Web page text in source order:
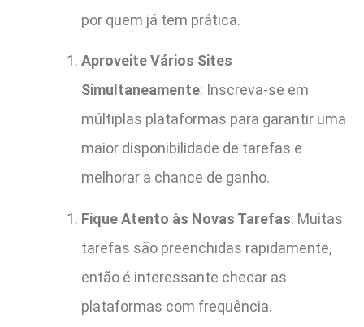
por quem já tem prática.
Aproveite Vários Sites
Simultaneamente: Inscreva-se em
múltiplas plataformas para garantir uma
maior disponibilidade de tarefas e
melhorar a chance de ganho.
Fique Atento às Novas Tarefas: Muitas
tarefas são preenchidas rapidamente,
então é interessante checar as
plataformas com frequência.